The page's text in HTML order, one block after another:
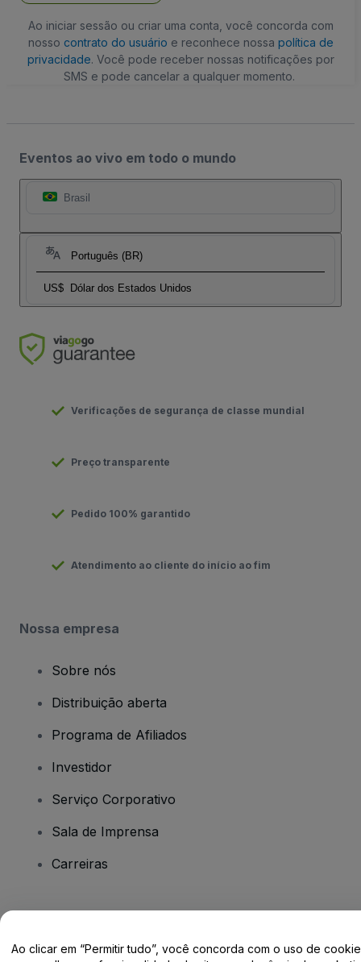
Ao iniciar sessão ou criar uma conta, você concorda com
nosso contrato do usuário e reconhece nossa política de
privacidade. Você pode receber nossas notificações por
SMS e pode cancelar a qualquer momento.
Eventos ao vivo em todo o mundo
Brasil
Português (BR)
US$ Dólar dos Estados Unidos
Verificações de segurança de classe mundial
Preço transparente
Pedido 100% garantido
Atendimento ao cliente do início ao fim
Nossa empresa
Sobre nós
Distribuição aberta
Programa de Afiliados
Investidor
Serviço Corporativo
Sala de Imprensa
Carreiras
Ao clicar em “Permitir tudo”, você concorda com o uso de